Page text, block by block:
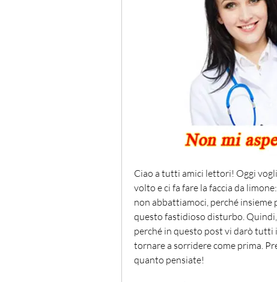
Ciao a tutti amici lettori! Oggi
volto e ci fa fare la faccia da
non abbattiamoci, perché
questo fastidioso disturbo.
perché in questo post vi darò tutti
tornare a sorridere come prima.
quanto pensiate!